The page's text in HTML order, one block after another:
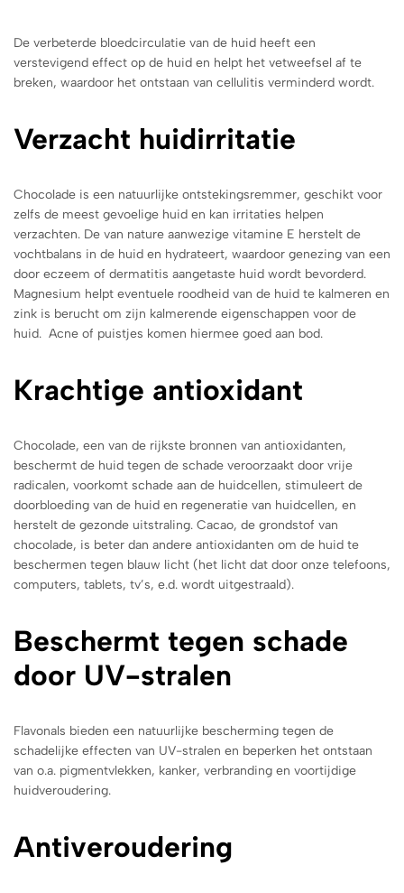
De verbeterde bloedcirculatie van de huid heeft een
verstevigend effect op de huid en helpt het vetweefsel af te
breken, waardoor het ontstaan van cellulitis verminderd wordt.
Verzacht huidirritatie
Chocolade is een natuurlijke ontstekingsremmer, geschikt voor
zelfs de meest gevoelige huid en kan irritaties helpen
verzachten. De van nature aanwezige vitamine E herstelt de
vochtbalans in de huid en hydrateert, waardoor genezing van een
door eczeem of dermatitis aangetaste huid wordt bevorderd.
Magnesium helpt eventuele roodheid van de huid te kalmeren en
zink is berucht om zijn kalmerende eigenschappen voor de
huid. Acne of puistjes komen hiermee goed aan bod.
Krachtige antioxidant
Chocolade, een van de rijkste bronnen van antioxidanten,
beschermt de huid tegen de schade veroorzaakt door vrije
radicalen, voorkomt schade aan de huidcellen, stimuleert de
doorbloeding van de huid en regeneratie van huidcellen, en
herstelt de gezonde uitstraling. Cacao, de grondstof van
chocolade, is beter dan andere antioxidanten om de huid te
beschermen tegen blauw licht (het licht dat door onze telefoons,
computers, tablets, tv’s, e.d. wordt uitgestraald).
Beschermt tegen schade
door UV-stralen
Flavonals bieden een natuurlijke bescherming tegen de
schadelijke effecten van UV-stralen en beperken het ontstaan
van o.a. pigmentvlekken, kanker, verbranding en voortijdige
huidveroudering.
Antiveroudering